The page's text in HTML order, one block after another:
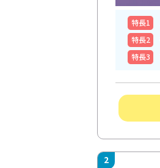
特⻑1
特⻑2
特⻑3
2